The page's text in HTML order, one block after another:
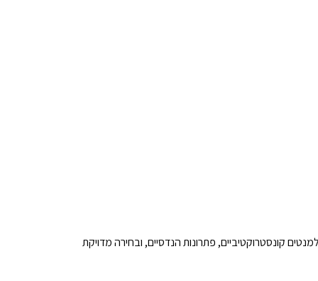
קונסטרוקטיביים, פתרונות הנדסיים, ובחירה מדויקת